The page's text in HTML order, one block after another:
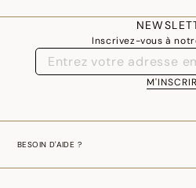
Inscrivez-vous à
BESOIN D'AIDE ?